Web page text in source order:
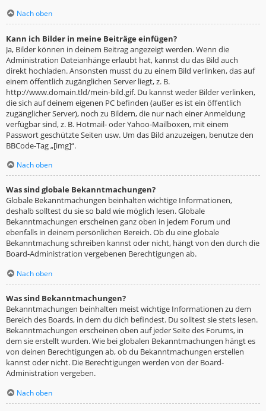
Nach oben
Kann ich Bilder in meine Beiträge einfügen?
Ja, Bilder können in deinem Beitrag angezeigt werden. Wenn die
Administration Dateianhänge erlaubt hat, kannst du das Bild auch
direkt hochladen. Ansonsten musst du zu einem Bild verlinken, das auf
einem öffentlich zugänglichen Server liegt, z. B.
http://www.domain.tld/mein-bild.gif. Du kannst weder Bilder verlinken,
die sich auf deinem eigenen PC befinden (außer es ist ein öffentlich
zugänglicher Server), noch zu Bildern, die nur nach einer Anmeldung
verfügbar sind, z. B. Hotmail- oder Yahoo-Mailboxen, mit einem
Passwort geschützte Seiten usw. Um das Bild anzuzeigen, benutze den
BBCode-Tag „[img]“.
Nach oben
Was sind globale Bekanntmachungen?
Globale Bekanntmachungen beinhalten wichtige Informationen,
deshalb solltest du sie so bald wie möglich lesen. Globale
Bekanntmachungen erscheinen ganz oben in jedem Forum und
ebenfalls in deinem persönlichen Bereich. Ob du eine globale
Bekanntmachung schreiben kannst oder nicht, hängt von den durch die
Board-Administration vergebenen Berechtigungen ab.
Nach oben
Was sind Bekanntmachungen?
Bekanntmachungen beinhalten meist wichtige Informationen zu dem
Bereich des Boards, in dem du dich befindest. Du solltest sie stets lesen.
Bekanntmachungen erscheinen oben auf jeder Seite des Forums, in
dem sie erstellt wurden. Wie bei globalen Bekanntmachungen hängt es
von deinen Berechtigungen ab, ob du Bekanntmachungen erstellen
kannst oder nicht. Die Berechtigungen werden von der Board-
Administration vergeben.
Nach oben